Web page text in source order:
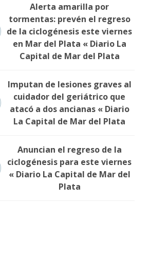
Alerta amarilla por
tormentas: prevén el regreso
de la ciclogénesis este viernes
en Mar del Plata « Diario La
Capital de Mar del Plata
Imputan de lesiones graves al
cuidador del geriátrico que
atacó a dos ancianas « Diario
La Capital de Mar del Plata
Anuncian el regreso de la
ciclogénesis para este viernes
« Diario La Capital de Mar del
Plata